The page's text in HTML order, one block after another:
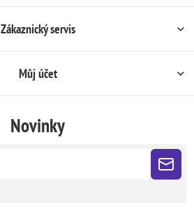
Zákaznický servis
Můj účet
Novinky